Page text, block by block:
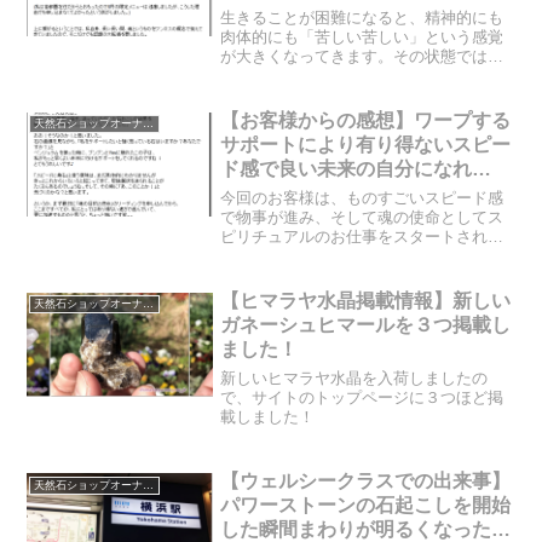
い
生きることが困難になると、精神的にも
肉体的にも「苦しい苦しい」という感覚
が大きくなってきます。その状態では、
状態から抜け出さなければいけないので
す。だからまずは楽に生きる...
天然石ショップオーナーのブログ
【お客様からの感想】ワープする
サポートにより有り得ないスピー
ド感で良い未来の自分になれ
る？！
今回のお客様は、ものすごいスピード感
で物事が進み、そして魂の使命としてス
ピリチュアルのお仕事をスタートされる
ルのお仕事をスタートされるのでしょう
か？お客様のブログもご紹...
天然石ショップオーナーのブログ
【ヒマラヤ水晶掲載情報】新しい
ガネーシュヒマールを３つ掲載し
ました！
新しいヒマラヤ水晶を入荷しましたの
で、サイトのトップページに３つほど掲
載しました！
【ウェルシークラスでの出来事】
パワーストーンの石起こしを開始
した瞬間まわりが明るくなったよ